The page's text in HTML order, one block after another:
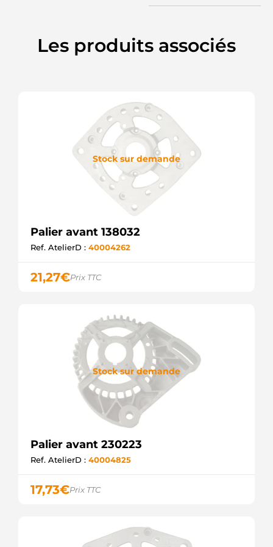
Les produits associés
Stock sur demande
Palier avant 138032
Ref. AtelierD : 40004262
21,27€Prix TTC
Stock sur demande
Palier avant 230223
Ref. AtelierD : 40004825
17,73€Prix TTC